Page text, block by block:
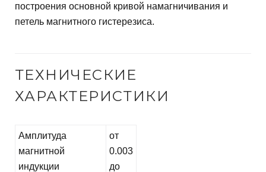
построения основной кривой намагничивания и
петель магнитного гистерезиса.
ТЕХНИЧЕСКИЕ
ХАРАКТЕРИСТИКИ
Амплитуда
магнитной
индукции
от
0.003
до